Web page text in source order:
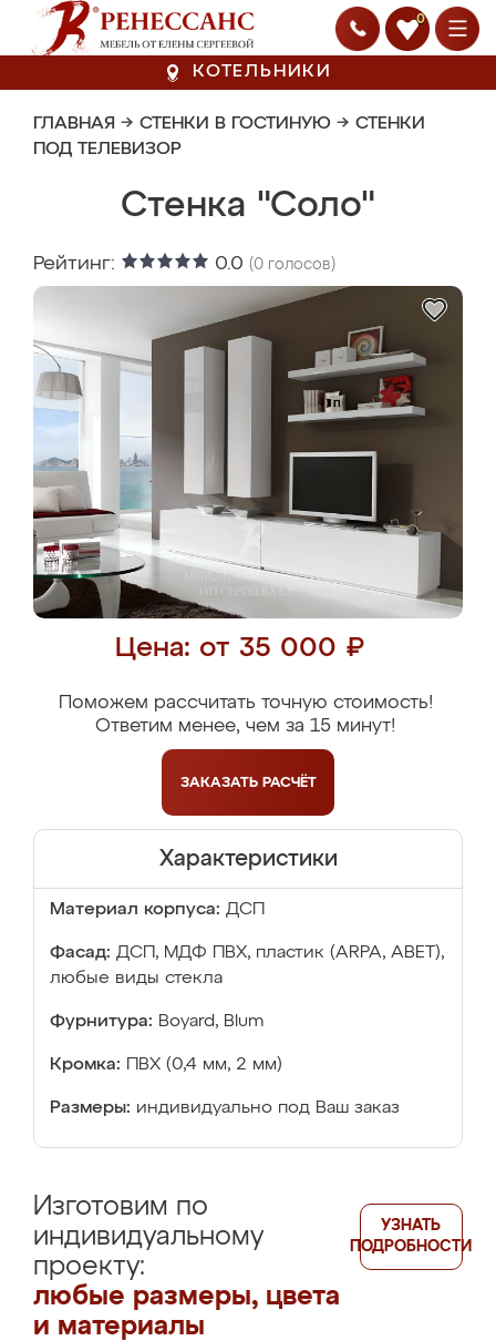
0
КОТЕЛЬНИКИ
ГЛАВНАЯ → СТЕНКИ В ГОСТИНУЮ → СТЕНКИ
ПОД ТЕЛЕВИЗОР
Стенка "Соло"
Рейтинг: 0.0 (0 голосов)
Цена: от 35 000 ₽
Поможем рассчитать точную стоимость!
Ответим менее, чем за 15 минут!
ЗАКАЗАТЬ РАСЧЁТ
Характеристики
Материал корпуса: ДСП
Фасад: ДСП, МДФ ПВХ, пластик (ARPA, ABET),
любые виды стекла
Фурнитура: Boyard, Blum
Кромка: ПВХ (0,4 мм, 2 мм)
Размеры: индивидуально под Ваш заказ
Изготовим по
индивидуальному
проекту:
любые размеры, цвета
и материалы
УЗНАТЬ
ПОДРОБНОСТИ